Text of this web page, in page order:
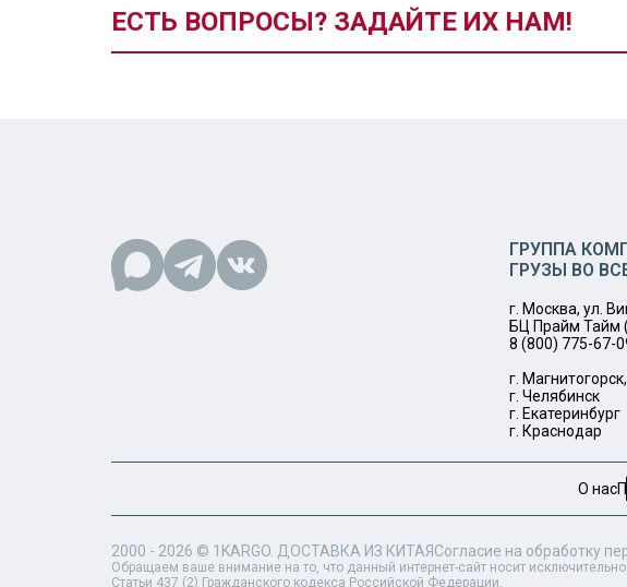
ЕСТЬ ВОПРОСЫ? ЗАДАЙТЕ ИХ НАМ!
ГРУППА
ГРУЗЫ ВО
г. Москва, ул.
БЦ Прайм Тайм
8 (800) 775-67-
г.
г. Челябинск
г. Екатеринбург
г. Краснодар
О нас
2000 - 2026 © 1KARGO. ДОСТАВКА ИЗ КИТАЯСогласие на обработку
Обращаем ваше внимание на то, что данный интернет-сайт носит
Статьи 437 (2) Гражданского кодекса Российской Федерации.